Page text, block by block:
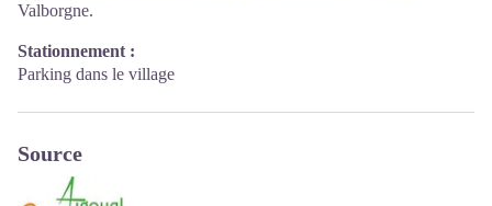
Valborgne.
Stationnement :
Parking dans le village
Source